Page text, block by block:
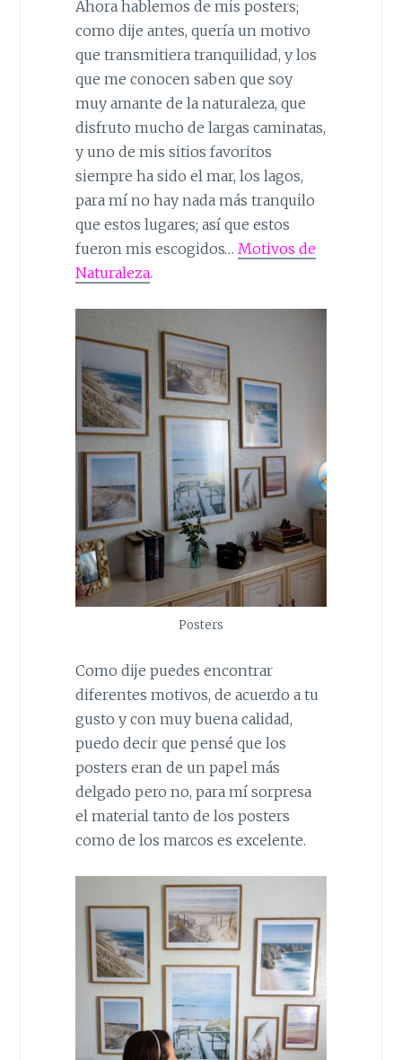
Ahora hablemos de mis posters;
como dije antes, quería un motivo
que transmitiera tranquilidad, y los
que me conocen saben que soy
muy amante de la naturaleza, que
disfruto mucho de largas caminatas,
y uno de mis sitios favoritos
siempre ha sido el mar, los lagos,
para mí no hay nada más tranquilo
que estos lugares; así que estos
fueron mis escogidos… Motivos de
Naturaleza.
Posters
Como dije puedes encontrar
diferentes motivos, de acuerdo a tu
gusto y con muy buena calidad,
puedo decir que pensé que los
posters eran de un papel más
delgado pero no, para mí sorpresa
el material tanto de los posters
como de los marcos es excelente.